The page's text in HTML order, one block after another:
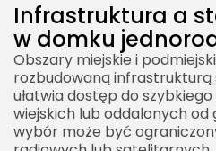
Infrastruktura a
w domku
Obszary miejskie i
rozbudowaną infrastrukturą
ułatwia dostęp do
wiejskich lub oddalonych od
wybór może być